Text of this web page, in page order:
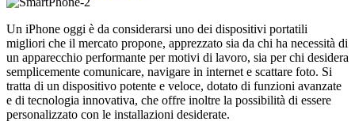
Un iPhone oggi è da considerarsi uno dei dispositivi portatili
migliori che il mercato propone, apprezzato sia da chi ha necessità di
un apparecchio performante per motivi di lavoro, sia per chi desidera
semplicemente comunicare, navigare in internet e scattare foto. Si
tratta di un dispositivo potente e veloce, dotato di funzioni avanzate
e di tecnologia innovativa, che offre inoltre la possibilità di essere
personalizzato con le installazioni desiderate.